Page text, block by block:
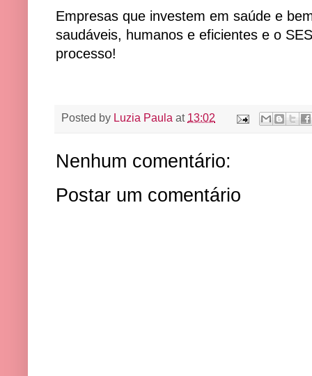
Empresas que investem em saúde e
saudáveis, humanos e eficientes e o
processo!
Posted by Luzia Paula at 13:02
Nenhum comentário:
Postar um comentário